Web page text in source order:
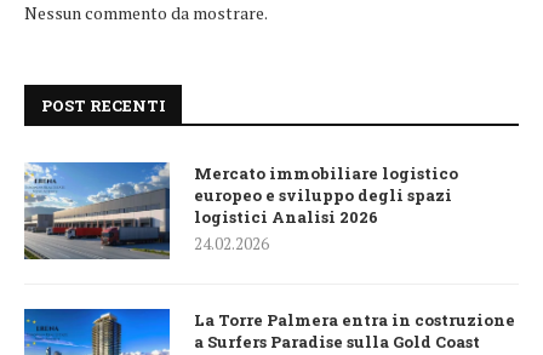
Nessun commento da mostrare.
POST RECENTI
Mercato immobiliare logistico
europeo e sviluppo degli spazi
logistici Analisi 2026
24.02.2026
La Torre Palmera entra in costruzione
a Surfers Paradise sulla Gold Coast